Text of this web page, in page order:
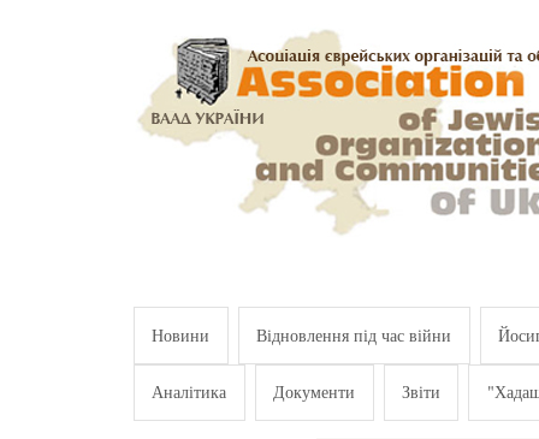
Новини Відновлення під час війни
Аналітика Документи Звіти